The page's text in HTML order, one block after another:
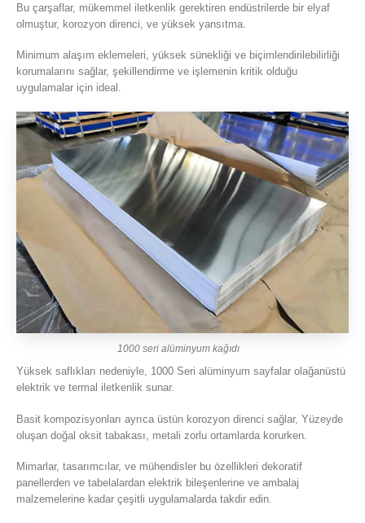
Bu çarşaflar, mükemmel iletkenlik gerektiren endüstrilerde bir elyaf
olmuştur, korozyon direnci, ve yüksek yansıtma.
Minimum alaşım eklemeleri, yüksek sünekliği ve biçimlendirilebilirliği
korumalarını sağlar, şekillendirme ve işlemenin kritik olduğu
uygulamalar için ideal.
1000 seri alüminyum kağıdı
Yüksek saflıkları nedeniyle, 1000 Seri alüminyum sayfalar olağanüstü
elektrik ve termal iletkenlik sunar.
Basit kompozisyonları ayrıca üstün korozyon direnci sağlar, Yüzeyde
oluşan doğal oksit tabakası, metali zorlu ortamlarda korurken.
Mimarlar, tasarımcılar, ve mühendisler bu özellikleri dekoratif
panellerden ve tabelalardan elektrik bileşenlerine ve ambalaj
malzemelerine kadar çeşitli uygulamalarda takdir edin.